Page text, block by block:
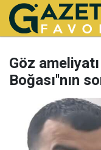
Göz
Boğası''nın